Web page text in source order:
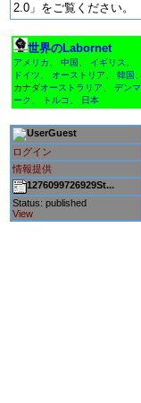
2.0」をご覧ください。
世界のLabornet
アメリカ 中国 イギリス
ドイツ
オーストリア 韓国
カナダオーストラリア
デンマ
ーク
トルコ 日本
Guest
ログイン
情報提供
1276099726929St...
Status: published
View